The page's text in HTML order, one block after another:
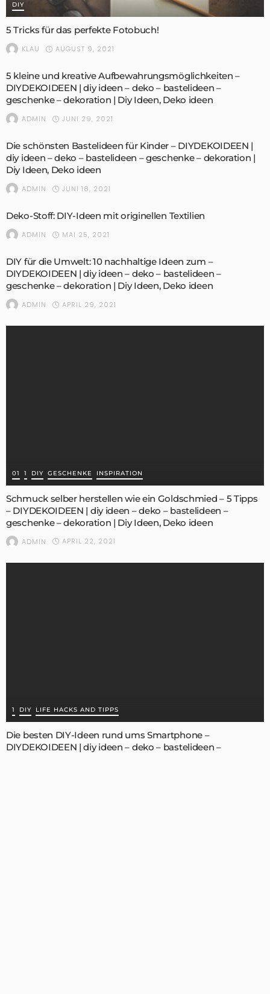
DIY
5 Tricks für das perfekte Fotobuch!
KLAU AUGUST 9, 2021
5 kleine und kreative Aufbewahrungsmöglichkeiten –
DIYDEKOIDEEN | diy ideen – deko – bastelideen –
geschenke – dekoration | Diy Ideen, Deko ideen
ADMIN JUNI 29, 2021
Die schönsten Bastelideen für Kinder – DIYDEKOIDEEN |
diy ideen – deko – bastelideen – geschenke – dekoration |
Diy Ideen, Deko ideen
ADMIN JUNI 18, 2021
Deko-Stoff: DIY-Ideen mit originellen Textilien
ADMIN MAI 25, 2021
DIY für die Umwelt: 10 nachhaltige Ideen zum –
DIYDEKOIDEEN | diy ideen – deko – bastelideen –
geschenke – dekoration | Diy Ideen, Deko ideen
ADMIN APRIL 29, 2021
01 1 DIY GESCHENKE INSPIRATION
Schmuck selber herstellen wie ein Goldschmied – 5 Tipps
– DIYDEKOIDEEN | diy ideen – deko – bastelideen –
geschenke – dekoration | Diy Ideen, Deko ideen
ADMIN APRIL 22, 2021
1 DIY LIFE HACKS AND TIPPS
Die besten DIY-Ideen rund ums Smartphone –
DIYDEKOIDEEN | diy ideen – deko – bastelideen –